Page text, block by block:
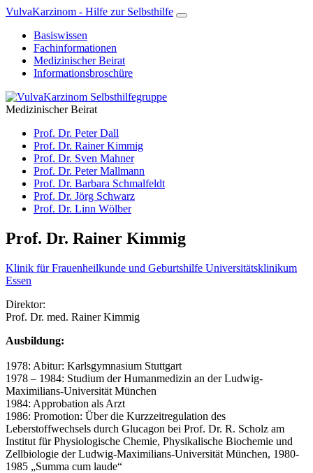
VulvaKarzinom - Hilfe zur Selbsthilfe
Basiswissen
Fachinformationen
Medizinischer Beirat
Informationsbroschüre
Medizinischer Beirat
Prof. Dr. Peter Dall
Prof. Dr. Rainer Kimmig
Prof. Dr. Sven Mahner
Prof. Dr. Peter Mallmann
Prof. Dr. Barbara Schmalfeldt
Prof. Dr. Jörg Schwarz
Prof. Dr. Linn Wölber
Prof. Dr. Rainer Kimmig
Klinik für Frauenheilkunde und Geburtshilfe Universitätsklinikum
Essen
Direktor:
Prof. Dr. med. Rainer Kimmig
Ausbildung:
1978: Abitur: Karlsgymnasium Stuttgart
1978 – 1984: Studium der Humanmedizin an der Ludwig-
Maximilians-Universität München
1984: Approbation als Arzt
1986: Promotion: Über die Kurzzeitregulation des
Leberstoffwechsels durch Glucagon bei Prof. Dr. R. Scholz am
Institut für Physiologische Chemie, Physikalische Biochemie und
Zellbiologie der Ludwig-Maximilians-Universität München, 1980-
1985 „Summa cum laude“